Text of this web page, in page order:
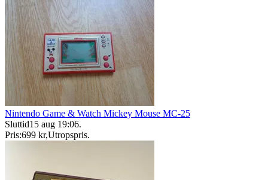
Nintendo Game & Watch Mickey Mouse MC-25
Sluttid15 aug 19:06.
Pris:699 kr,Utropspris.